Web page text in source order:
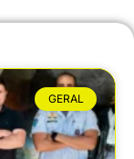
GERAL